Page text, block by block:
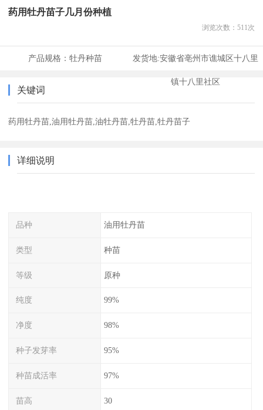
药用牡丹苗子几月份种植
浏览次数： 511次
产品规格： 牡丹种苗 发货地:安徽省亳州市谯城区十八里
镇十八里社区
关键词
药用牡丹苗,油用牡丹苗,油牡丹苗,牡丹苗,牡丹苗子
详细说明
品种 油用牡丹苗
类型 种苗
等级 原种
纯度 99%
净度 98%
种子发芽率 95%
种苗成活率 97%
苗高 30